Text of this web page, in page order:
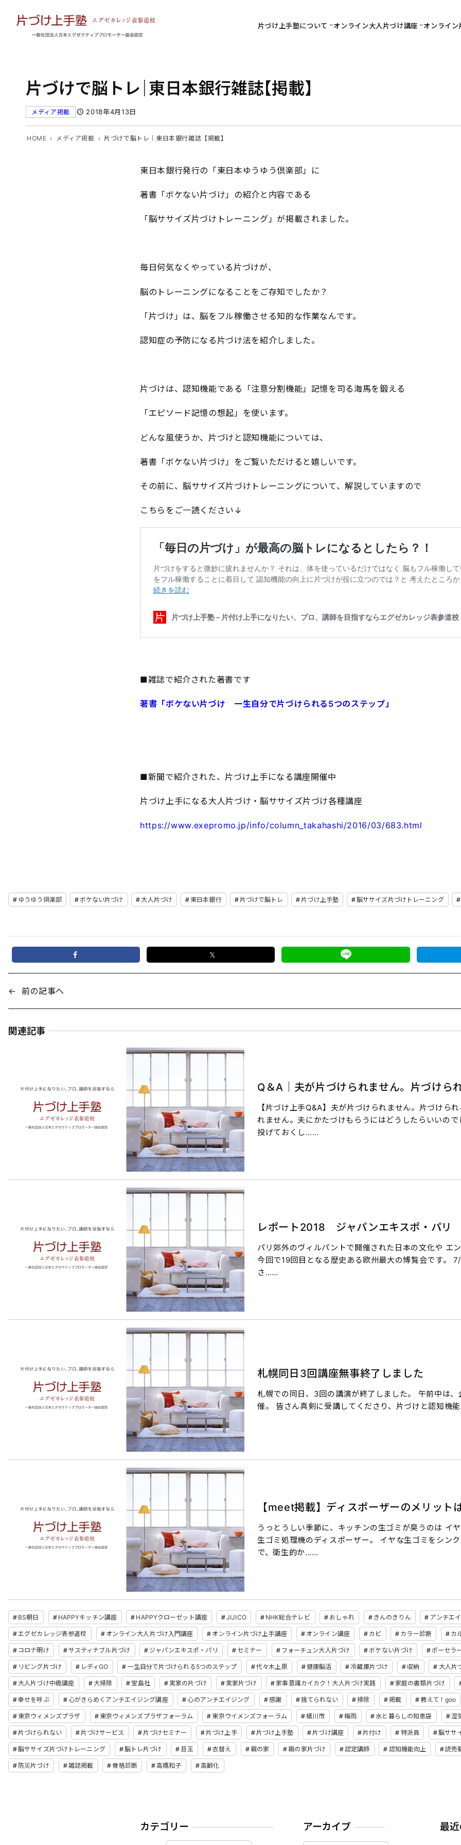
片づけ上手塾について オンライン大人片づけ講座 オンライン
片づけで脳トレ｜東日本銀行雑誌【掲載】
メディア掲載 2018年4月13日
HOME メディア掲載 片づけで脳トレ｜東日本銀行雑誌【掲載】
東日本銀行発行の「東日本ゆうゆう倶楽部」に
著書「ボケない片づけ」の紹介と内容である
「脳ササイズ片づけトレーニング」が掲載されました。
毎日何気なくやっている片づけが、
脳のトレーニングになることをご存知でしたか？
「片づけ」は、脳をフル稼働させる知的な作業なんです。
認知症の予防になる片づけ法を紹介しました。
片づけは、認知機能である「注意分割機能」記憶を司る海馬を鍛える
「エピソード記憶の想起」を使います。
どんな風使うか、片づけと認知機能については、
著書「ボケない片づけ」をご覧いただけると嬉しいです。
その前に、脳ササイズ片づけトレーニングについて、解説していますので
こちらをご一読ください↓
■雑誌で紹介された著書です
著書「ボケない片づけ 一生自分で片づけられる5つのステップ」
■新聞で紹介された、片づけ上手になる講座開催中
片づけ上手になる大人片づけ・脳ササイズ片づけ各種講座
https://www.exepromo.jp/info/column_takahashi/2016/03/683.html
ゆうゆう倶楽部 ボケない片づけ 大人片づけ 東日本銀行 片づけで脳トレ 片づけ上手塾 脳ササイズ片づけトレーニング
𝕏
← 前の記事へ
関連記事
Q＆A｜夫が片づけられません。片づけら
【片づけ上手Q&A】夫が片づけられません。片づけら
れません。夫にかたづけもらうにはどうしたらいいの
投げておくし……
レポート2018 ジャパンエキスポ・パリ
パリ郊外のヴィルパントで開催された日本の文化や エ
今回で19回目となる歴史ある欧州最大の博覧会です。
さ……
札幌同日3回講座無事終了しました
札幌での同日、3回の講演が終了しました。 午前中は
催。 皆さん真剣に受講してくださり、片づけと認知
【meet掲載】ディスポーザーのメリット
うっとうしい季節に、キッチンの生ゴミが臭うのは イ
生ゴミ処理機のディスポーザー。 イヤな生ゴミをシン
で、衛生的か……
BS朝日 HAPPYキッチン講座 HAPPYクローゼット講座 JIJICO NHK総合テレビ おしゃれ きんのきりん アンチエ
エグゼカレッジ表参道校 オンライン大人片づけ入門講座 オンライン片づけ上手講座 オンライン講座 カビ カラー診断 カ
コロナ明け サスティナブル片づけ ジャパンエキスポ・パリ セミナー フォーチュン大人片づけ ボケない片づけ ポーセラ
リビング片づけ レディGO 一生自分で片づけられる5つのステップ 代々木上原 健康脳活 冷蔵庫片づけ 収納 大人片
大人片づけ中級講座 大掃除 宝島社 実家の片づけ 実家片づけ 家事意識カイカク！大人片づけ実践 家庭の書類片づけ
幸せを呼ぶ 心がきらめくアンチエイジング講座 心のアンチエイジング 感謝 捨てられない 掃除 掲載 教えて！goo
東京ウィメンズプラザ 東京ウィメンズプラザフォーラム 東京ウイメンズフォーラム 桶川市 梅雨 水と暮らしの知恵袋 湿
片づけられない 片づけサービス 片づけセミナー 片づけ上手 片づけ上手塾 片づけ講座 片付け 特派員 脳ササ
脳ササイズ片づけトレーニング 脳トレ片づけ 苔玉 衣替え 親の家 親の家片づけ 認定講師 認知機能向上 読売
防災片づけ 雑誌掲載 骨格診断 高橋和子 高齢化
カテゴリー アーカイブ 最